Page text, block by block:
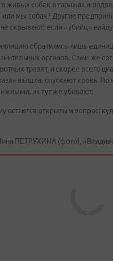
в живых собак в гаражах и
или мы собак? Другие
скрывают: если «убийц»
обратились лишь
органов. Сами же
травят, и скорее всего
вышла, спускают кровь. По
их тут же убивают.
остается открытым вопрос:
ПЕТРУХИНА (фото),